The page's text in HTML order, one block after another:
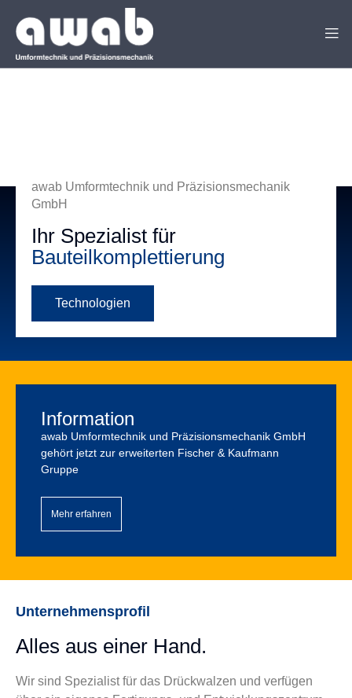
awab Umformtechnik und Präzisionsmechanik
GmbH
Ihr Spezialist für
Werkzeugkonstruktion
Technologien
Information
awab Umformtechnik und Präzisionsmechanik GmbH
gehört jetzt zur erweiterten Fischer & Kaufmann
Gruppe
Mehr erfahren
Unternehmensprofil
Alles aus einer Hand.
Wir sind Spezialist für das Drückwalzen und verfügen